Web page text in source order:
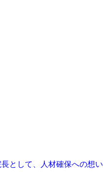
として、人材確保への想い